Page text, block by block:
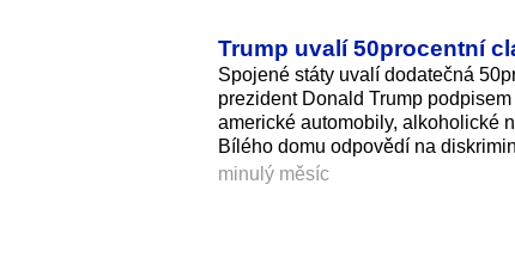
Trump uvalí 50procentní
Spojené státy uvalí dodatečná
prezident Donald Trump
americké automobily, alkoholické
Bílého domu odpovědí na
minulý měsíc